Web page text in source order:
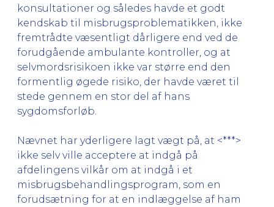
konsultationer og således havde et godt
kendskab til misbrugsproblematikken, ikke
fremtrådte væsentligt dårligere end ved de
forudgående ambulante kontroller, og at
selvmordsrisikoen ikke var større end den
formentlig øgede risiko, der havde været til
stede gennem en stor del af hans
sygdomsforløb.
Nævnet har yderligere lagt vægt på, at <***>
ikke selv ville acceptere at indgå på
afdelingens vilkår om at indgå i et
misbrugsbehandlingsprogram, som en
forudsætning for at en indlæggelse af ham